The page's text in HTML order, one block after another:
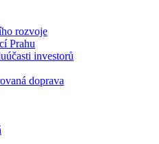
rozvoje
Prahu
investorů
doprava